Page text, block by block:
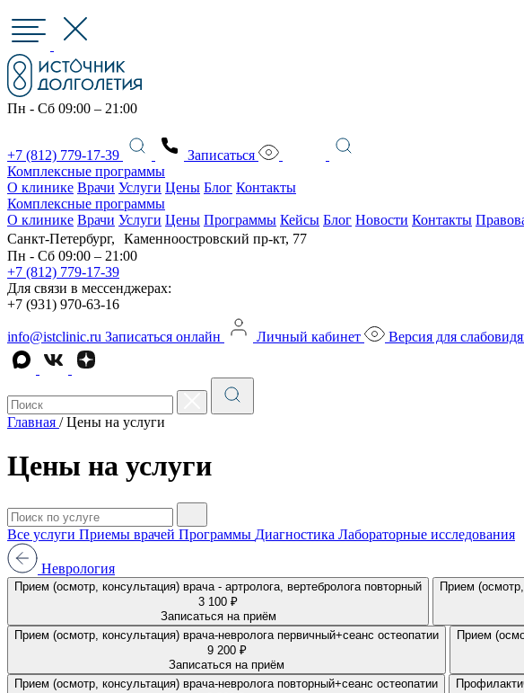
Пн - Сб 09:00 – 21:00
+7 (812) 779-17-39
Записаться
Комплексные программы
О клинике Врачи Услуги Цены Блог Контакты
Комплексные программы
О клинике Врачи Услуги Цены Программы Кейсы Блог Новости Контакты
Санкт-Петербург, Каменноостровский пр-кт, 77
Пн - Сб 09:00 – 21:00
+7 (812) 779-17-39
Для связи в мессенджерах:
+7 (931) 970-63-16
info@istclinic.ru Записаться онлайн Личный кабинет Версия для
Главная / Цены на услуги
Цены на услуги
Все услуги Приемы врачей Программы Диагностика Лабораторные исследования
Неврология
Прием (осмотр, консультация) врача - артролога, вертебролога повторный
3 100 ₽
Записаться на приём
Прием
Прием (осмотр, консультация) врача-невролога первичный+сеанс остеопатии
9 200 ₽
Записаться на приём
Прием
Прием (осмотр, консультация) врача-невролога повторный+сеанс остеопатии